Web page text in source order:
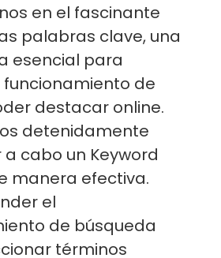
en el fascinante
palabras clave, una
esencial para
de
destacar online.
detenidamente
cabo un Keyword
manera efectiva.
el
de búsqueda
términos